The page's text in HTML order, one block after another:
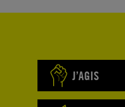
J’AGIS